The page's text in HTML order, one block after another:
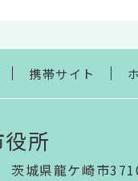
携帯サイト
所
城県龍ケ崎市